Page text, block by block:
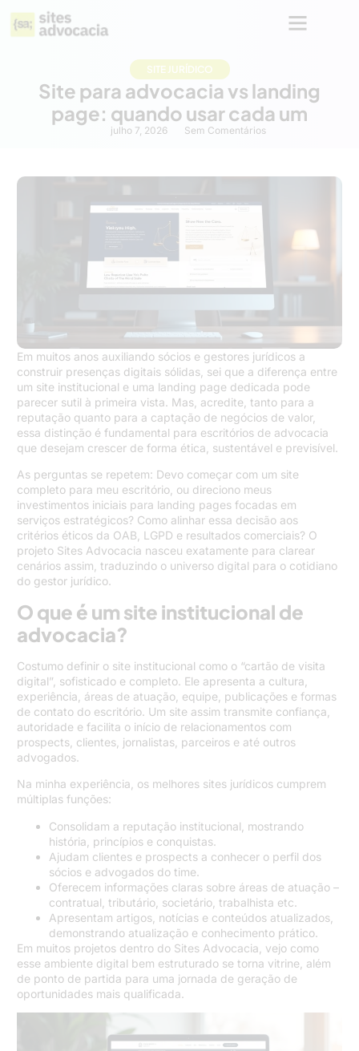
SITE JURÍDICO
Site para advocacia vs landing
page: quando usar cada um
julho 7, 2026 Sem Comentários
Em muitos anos auxiliando sócios e gestores jurídicos a
construir presenças digitais sólidas, sei que a diferença entre
um site institucional e uma landing page dedicada pode
parecer sutil à primeira vista. Mas, acredite, tanto para a
reputação quanto para a captação de negócios de valor,
essa distinção é fundamental para escritórios de advocacia
que desejam crescer de forma ética, sustentável e previsível.
As perguntas se repetem: Devo começar com um site
completo para meu escritório, ou direciono meus
investimentos iniciais para landing pages focadas em
serviços estratégicos? Como alinhar essa decisão aos
critérios éticos da OAB, LGPD e resultados comerciais? O
projeto Sites Advocacia nasceu exatamente para clarear
cenários assim, traduzindo o universo digital para o cotidiano
do gestor jurídico.
O que é um site institucional de
advocacia?
Costumo definir o site institucional como o “cartão de visita
digital”, sofisticado e completo. Ele apresenta a cultura,
experiência, áreas de atuação, equipe, publicações e formas
de contato do escritório. Um site assim transmite confiança,
autoridade e facilita o início de relacionamentos com
prospects, clientes, jornalistas, parceiros e até outros
advogados.
Na minha experiência, os melhores sites jurídicos cumprem
múltiplas funções:
Consolidam a reputação institucional, mostrando
história, princípios e conquistas.
Ajudam clientes e prospects a conhecer o perfil dos
sócios e advogados do time.
Oferecem informações claras sobre áreas de atuação –
contratual, tributário, societário, trabalhista etc.
Apresentam artigos, notícias e conteúdos atualizados,
demonstrando atualização e conhecimento prático.
Em muitos projetos dentro do Sites Advocacia, vejo como
esse ambiente digital bem estruturado se torna vitrine, além
de ponto de partida para uma jornada de geração de
oportunidades mais qualificada.